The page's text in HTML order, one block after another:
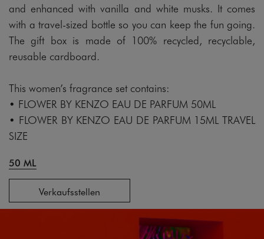
and enhanced with vanilla and white musks. It comes
with a travel-sized bottle so you can keep the fun going.
The gift box is made of 100% recycled, recyclable,
reusable cardboard.
This women’s fragrance set contains:
• FLOWER BY KENZO EAU DE PARFUM 50ML
• FLOWER BY KENZO EAU DE PARFUM 15ML TRAVEL
SIZE
50 ML
Verkaufsstellen